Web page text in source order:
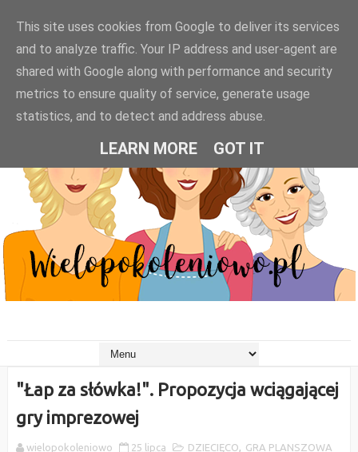
"Łap za słówka!". Propozycja wciągającej
gry imprezowej
wielopokoleniowo 25 lipca DZIECIĘCO, GRA PLANSZOWA
This site uses cookies from Google to deliver its services
and to analyze traffic. Your IP address and user-agent are
shared with Google along with performance and security
metrics to ensure quality of service, generate usage
statistics, and to detect and address abuse.
LEARN MORE GOT IT